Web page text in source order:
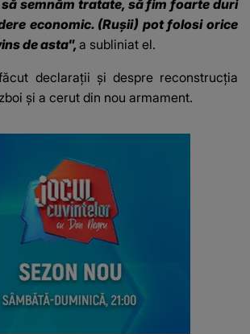
semnăm tratate, să fim foarte duri
economic. (Ruşii) pot folosi orice
de asta", a subliniat el.
declarații şi despre reconstrucţia
şi a cerut din nou armament.